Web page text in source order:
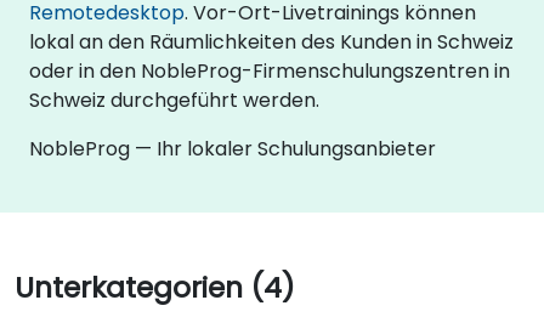
Remotedesktop. Vor-Ort-Livetrainings können
lokal an den Räumlichkeiten des Kunden in Schweiz
oder in den NobleProg-Firmenschulungszentren in
Schweiz durchgeführt werden.
NobleProg — Ihr lokaler Schulungsanbieter
Unterkategorien (4)